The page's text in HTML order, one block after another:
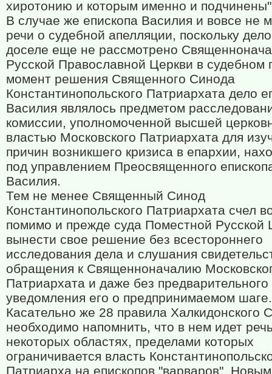
хиротонию и которым именно и
В случае же епископа Василия и вовсе не
речи о судебной апелляции, поскольку
доселе еще не рассмотрено
Русской Православной Церкви в судебном
момент решения Священного Синода
Константинопольского Патриархата дело
Василия являлось предметом
комиссии, уполномоченной высшей
властью Московского Патриархата для
причин возникшего кризиса в епархии,
под управлением Преосвященного
Василия.
Тем не менее Священный Синод
Константинопольского Патриархата счел
помимо и прежде суда Поместной Русской
вынести свое решение без всестороннего
исследования дела и слушания
обращения к Священноначалию
Патриархата и даже без предварительного
уведомления его о предпринимаемом шаге.
Касательно же 28 правила Халкидонского
необходимо напомнить, что в нем идет
некоторых областях, пределами которых
ограничивается власть
Патриарха на епископов "варваров".